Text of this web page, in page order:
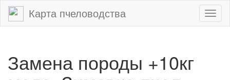
Карта пчеловодства
Замена породы +10кг